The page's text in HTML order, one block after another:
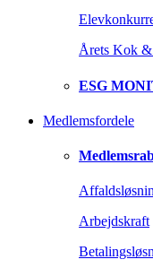
Årets Kok
ESG
Medlemsfordele
Arbejdskraft